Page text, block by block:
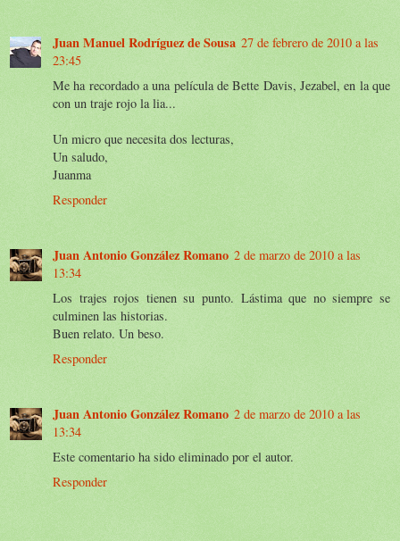
Juan Manuel Rodríguez de Sousa 27 de febrero de 2010 a las
23:45
Me ha recordado a una película de Bette Davis, Jezabel, en la que
con un traje rojo la lia...
Un micro que necesita dos lecturas,
Un saludo,
Juanma
Responder
Juan Antonio González Romano 2 de marzo de 2010 a las
13:34
Los trajes rojos tienen su punto. Lástima que no siempre se
culminen las historias.
Buen relato. Un beso.
Responder
Juan Antonio González Romano 2 de marzo de 2010 a las
13:34
Este comentario ha sido eliminado por el autor.
Responder